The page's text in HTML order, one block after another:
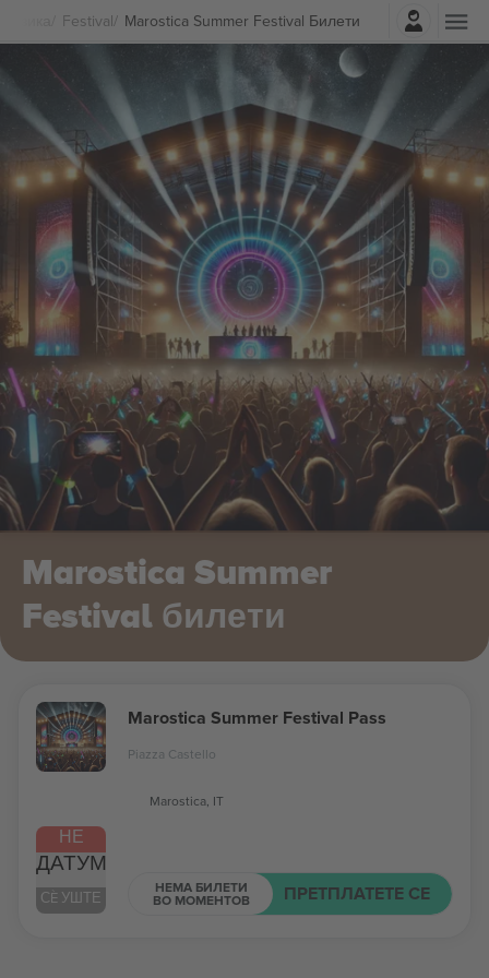
Festival Marostica Summer Festival Билети
Најави се
Marostica Summer
Festival билети
НЕ
ДАТУМ
СÈ УШТЕ
Marostica Summer Festival Pass
Piazza Castello
Marostica, IT
НЕМА БИЛЕТИ
ВО МОМЕНТОВ ПРЕТПЛАТЕТЕ СЕ